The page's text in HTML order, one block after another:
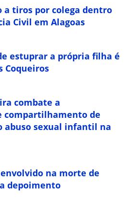
a tiros por colega dentro
Civil em Alagoas
estuprar a própria filha é
Coqueiros
combate a
compartilhamento de
abuso sexual infantil na
na morte de
depoimento